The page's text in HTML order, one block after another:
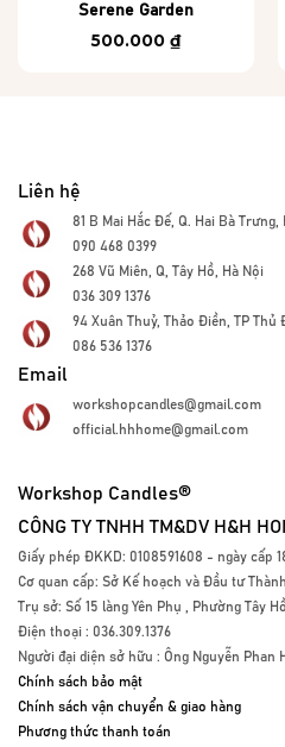
Serene Garden
500.000 ₫
Liên hệ
81 B Mai Hắc Đế, Q. Hai Bà Trưng,
090 468 0399
268 Vũ Miên, Q, Tây Hồ, Hà Nội
036 309 1376
94 Xuân Thuỷ, Thảo Điền, TP Thủ
086 536 1376
Email
workshopcandles@gmail.com
official.hhhome@gmail.com
Workshop Candles®
CÔNG TY TNHH TM&DV H&H
Giấy phép ĐKKD: 0108591608 - ngày cấp
Cơ quan cấp: Sở Kế hoạch và Đầu tư
Trụ sở: Số 15 làng Yên Phụ , Phường Tây
Điện thoại : 036.309.1376
Người đại diện sở hữu : Ông Nguyễn Phan
Chính sách bảo mật
Chính sách vận chuyển & giao hàng
Phương thức thanh toán